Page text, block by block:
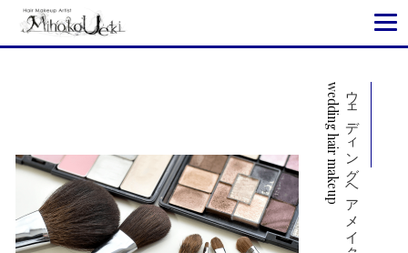
ウェディングヘアメイク
wedding hair makeup